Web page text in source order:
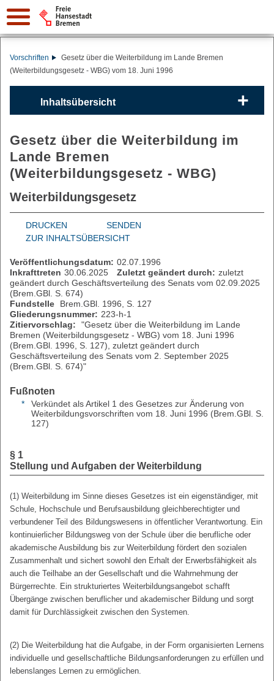
Vorschriften
Gesetz über die Weiterbildung im Lande Bremen
(Weiterbildungsgesetz - WBG) vom 18. Juni 1996
Inhaltsübersicht
Gesetz über die Weiterbildung im
Lande Bremen
(Weiterbildungsgesetz - WBG)
Weiterbildungsgesetz
DRUCKEN
SENDEN
ZUR INHALTSÜBERSICHT
Veröffentlichungsdatum: 02.07.1996
Inkrafttreten 30.06.2025 Zuletzt geändert durch: zuletzt
geändert durch Geschäftsverteilung des Senats vom 02.09.2025
(Brem.GBl. S. 674)
Fundstelle
Brem.GBl. 1996, S. 127
Gliederungsnummer: 223-h-1
Zitiervorschlag:
"Gesetz über die Weiterbildung im Lande
Bremen (Weiterbildungsgesetz - WBG) vom 18. Juni 1996
(Brem.GBl. 1996, S. 127), zuletzt geändert durch
Geschäftsverteilung des Senats vom 2. September 2025
(Brem.GBl. S. 674)"
Fußnoten
*
Verkündet als Artikel 1 des Gesetzes zur Änderung von
Weiterbildungsvorschriften vom 18. Juni 1996 (Brem.GBl. S.
127)
§ 1
Stellung und Aufgaben der Weiterbildung
(1) Weiterbildung im Sinne dieses Gesetzes ist ein eigenständiger, mit
Schule, Hochschule und Berufsausbildung gleichberechtigter und
verbundener Teil des Bildungswesens in öffentlicher Verantwortung. Ein
kontinuierlicher Bildungsweg von der Schule über die berufliche oder
akademische Ausbildung bis zur Weiterbildung fördert den sozialen
Zusammenhalt und sichert sowohl den Erhalt der Erwerbsfähigkeit als
auch die Teilhabe an der Gesellschaft und die Wahrnehmung der
Bürgerrechte. Ein strukturiertes Weiterbildungsangebot schafft
Übergänge zwischen beruflicher und akademischer Bildung und sorgt
damit für Durchlässigkeit zwischen den Systemen.
(2) Die Weiterbildung hat die Aufgabe, in der Form organisierten Lernens
individuelle und gesellschaftliche Bildungsanforderungen zu erfüllen und
lebenslanges Lernen zu ermöglichen.